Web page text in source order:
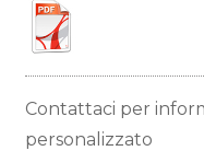
Contattaci per
personalizzato